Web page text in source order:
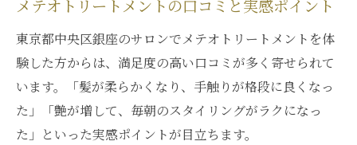
メテオトリートメントの口コミと実感ポイント
東京都中央区銀座のサロンでメテオトリートメントを体
験した方からは、満足度の高い口コミが多く寄せられて
います。「髪が柔らかくなり、手触りが格段に良くなっ
た」「艶が増して、毎朝のスタイリングがラクになっ
た」といった実感ポイントが目立ちます。